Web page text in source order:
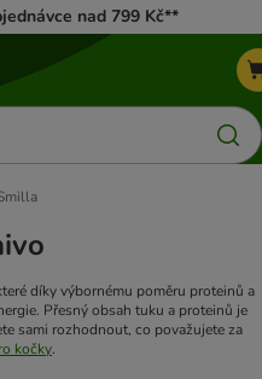
nad 799 Kč**
díky výbornému poměru proteinů a
Přesný obsah tuku a proteinů je
sami rozhodnout, co považujete za
kočky.